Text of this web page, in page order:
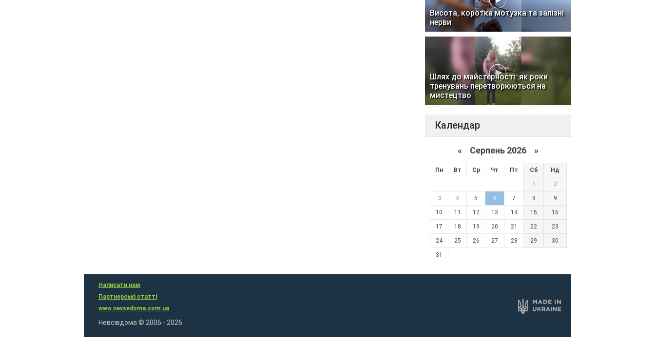
Висота, коротка мотузка та залізні
нерви
Шлях до майстерності: як роки
тренувань перетворюються на
мистецтво
Календар
« Серпень 2026 »
Пн Вт Ср Чт Пт Сб Нд
1 2
3 4 5 6 7 8 9
10 11 12 13 14 15 16
17 18 19 20 21 22 23
24 25 26 27 28 29 30
31
Написати нам
Партнерські статті
www.nevsedoma.com.ua
Невсівдома © 2006 - 2026